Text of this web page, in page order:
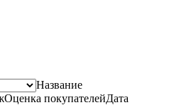
Название
Оценка покупателейДата